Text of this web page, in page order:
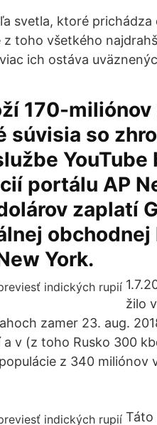
svetla, ktoré
toho všetkého
ich ostáva
170-
súvisia so
portálu AP
zaplatí
York.
žilo
zamer 23. aug.
v (z toho Rusko 300
z 340 miliónov
Táto